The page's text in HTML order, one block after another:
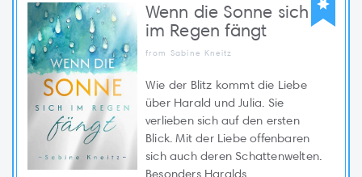
Wenn die Sonne sich
im Regen fängt
from Sabine Kneitz
Wie der Blitz kommt die Liebe
über Harald und Julia. Sie
verlieben sich auf den ersten
Blick. Mit der Liebe offenbaren
sich auch deren Schattenwelten.
Besonders Haralds